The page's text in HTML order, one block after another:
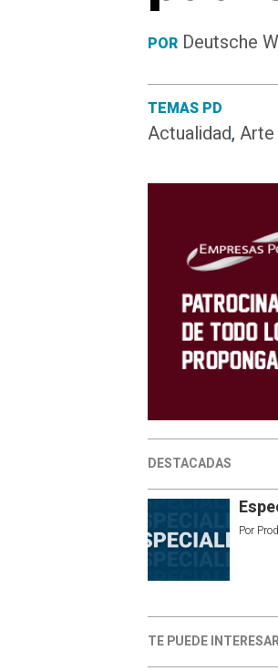
POR Deutsche
TEMAS PD
Actualidad, Arte
DESTACADAS
Por
TE PUEDE INTERESAR